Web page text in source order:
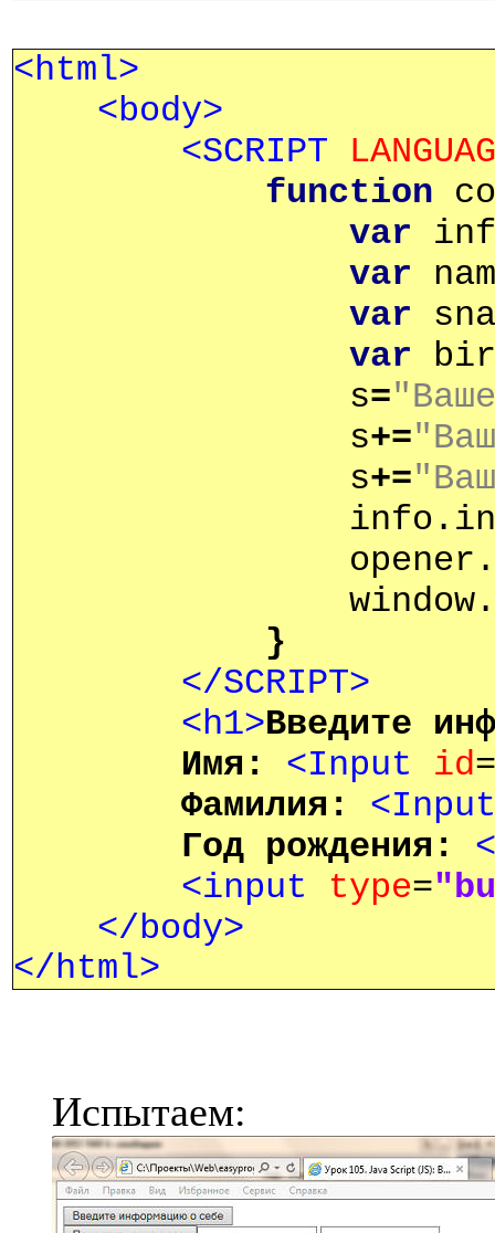
<html>
<body>
<SCRIPT
function
var
var
var
var
s="Ваше
s+="
s+=
}
</SCRIPT>
<h1>Введите
Имя : <Input id=
Фамилия : <Input
Год рождения :
<input
type=
</body>
</html>
Испытаем: